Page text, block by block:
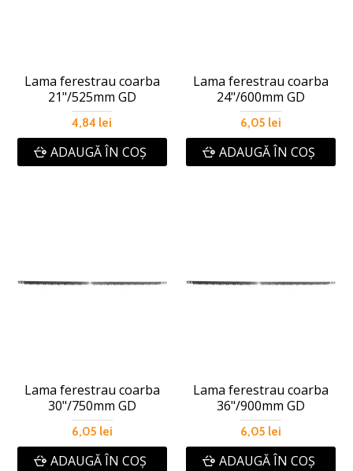
Lama ferestrau coarba
21"/525mm GD
4,84 lei
ADAUGĂ ÎN COŞ
Lama ferestrau coarba
24"/600mm GD
6,05 lei
ADAUGĂ ÎN COŞ
Lama ferestrau coarba
30"/750mm GD
6,05 lei
ADAUGĂ ÎN COŞ
Lama ferestrau coarba
36"/900mm GD
6,05 lei
ADAUGĂ ÎN COŞ